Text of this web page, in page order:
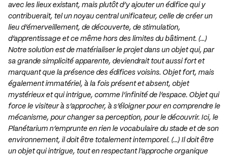
avec les lieux existant, mais plutôt d’y ajouter un édifice qui y
contribuerait, tel un noyau central unificateur, celle de créer un
lieu d’émerveillement, de découverte, de stimulation,
d’apprentissage et ce même hors des limites du bâtiment. (…)
Notre solution est de matérialiser le projet dans un objet qui, par
sa grande simplicité apparente, deviendrait tout aussi fort et
marquant que la présence des édifices voisins. Objet fort, mais
également immatériel, à la fois présent et absent, objet
mystérieux et qui intrigue, comme l’infinité de l’espace. Objet qui
force le visiteur à s’approcher, à s’éloigner pour en comprendre le
mécanisme, pour changer sa perception, pour le découvrir. Ici, le
Planétarium n’emprunte en rien le vocabulaire du stade et de son
environnement, il doit être totalement intemporel. (…) Il doit être
un objet qui intrigue, tout en respectant l’approche organique